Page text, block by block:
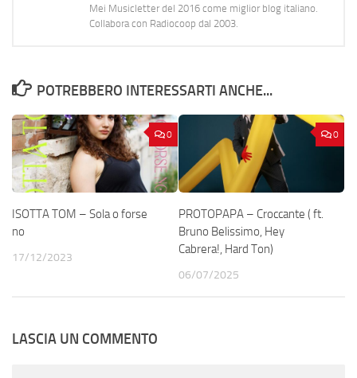
Mei Musicletter del 2016 come miglior blog italiano.
Collabora con Radiocoop dal 2003.
POTREBBERO INTERESSARTI ANCHE...
0
ISOTTA TOM – Sola o forse
no
17/12/2023
0
PROTOPAPA – Croccante ( ft.
Bruno Belissimo, Hey
Cabrera!, Hard Ton)
06/07/2025
LASCIA UN COMMENTO